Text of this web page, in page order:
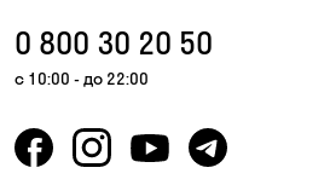
Горишние Плавни
0 800 30 20 50
с 10:00 - до 22:00